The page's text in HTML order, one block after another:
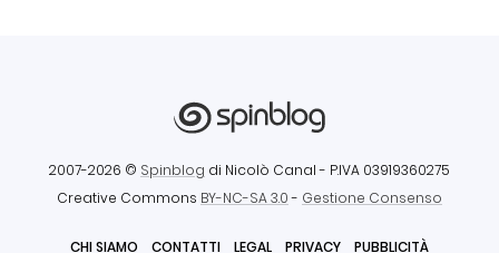
2007-2026 © Spinblog di Nicolò Canal - P.IVA 03919360275
Creative Commons BY-NC-SA 3.0- Gestione Consenso
CHI SIAMO CONTATTI LEGAL PRIVACY PUBBLICITÀ